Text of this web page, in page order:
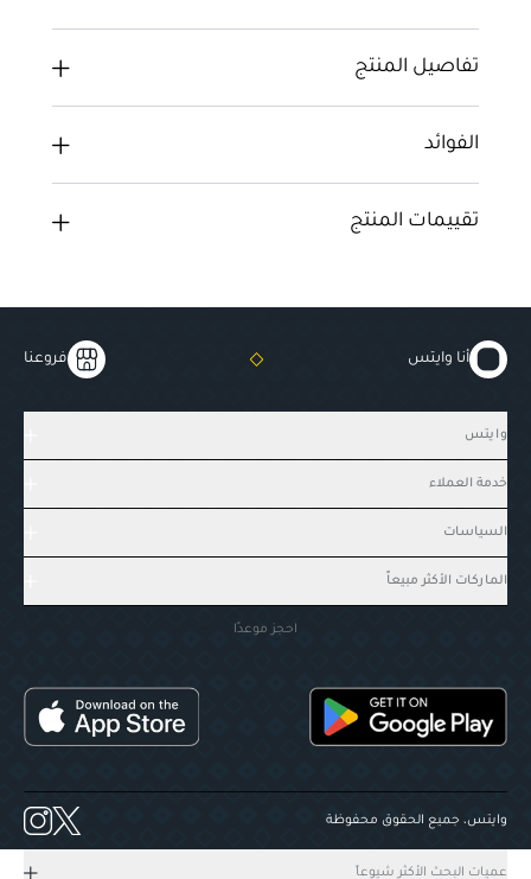
تفاصيل المنتج
الفوائد
تقييمات المنتج
أنا وايتس فروعنا
وايتس
خدمة العملاء
السياسات
الماركات الأكثر مبيعاً
احجز موعدًا
وايتس، جميع الحقوق محفوظة
عميات البحث الأكثر شيوعاً